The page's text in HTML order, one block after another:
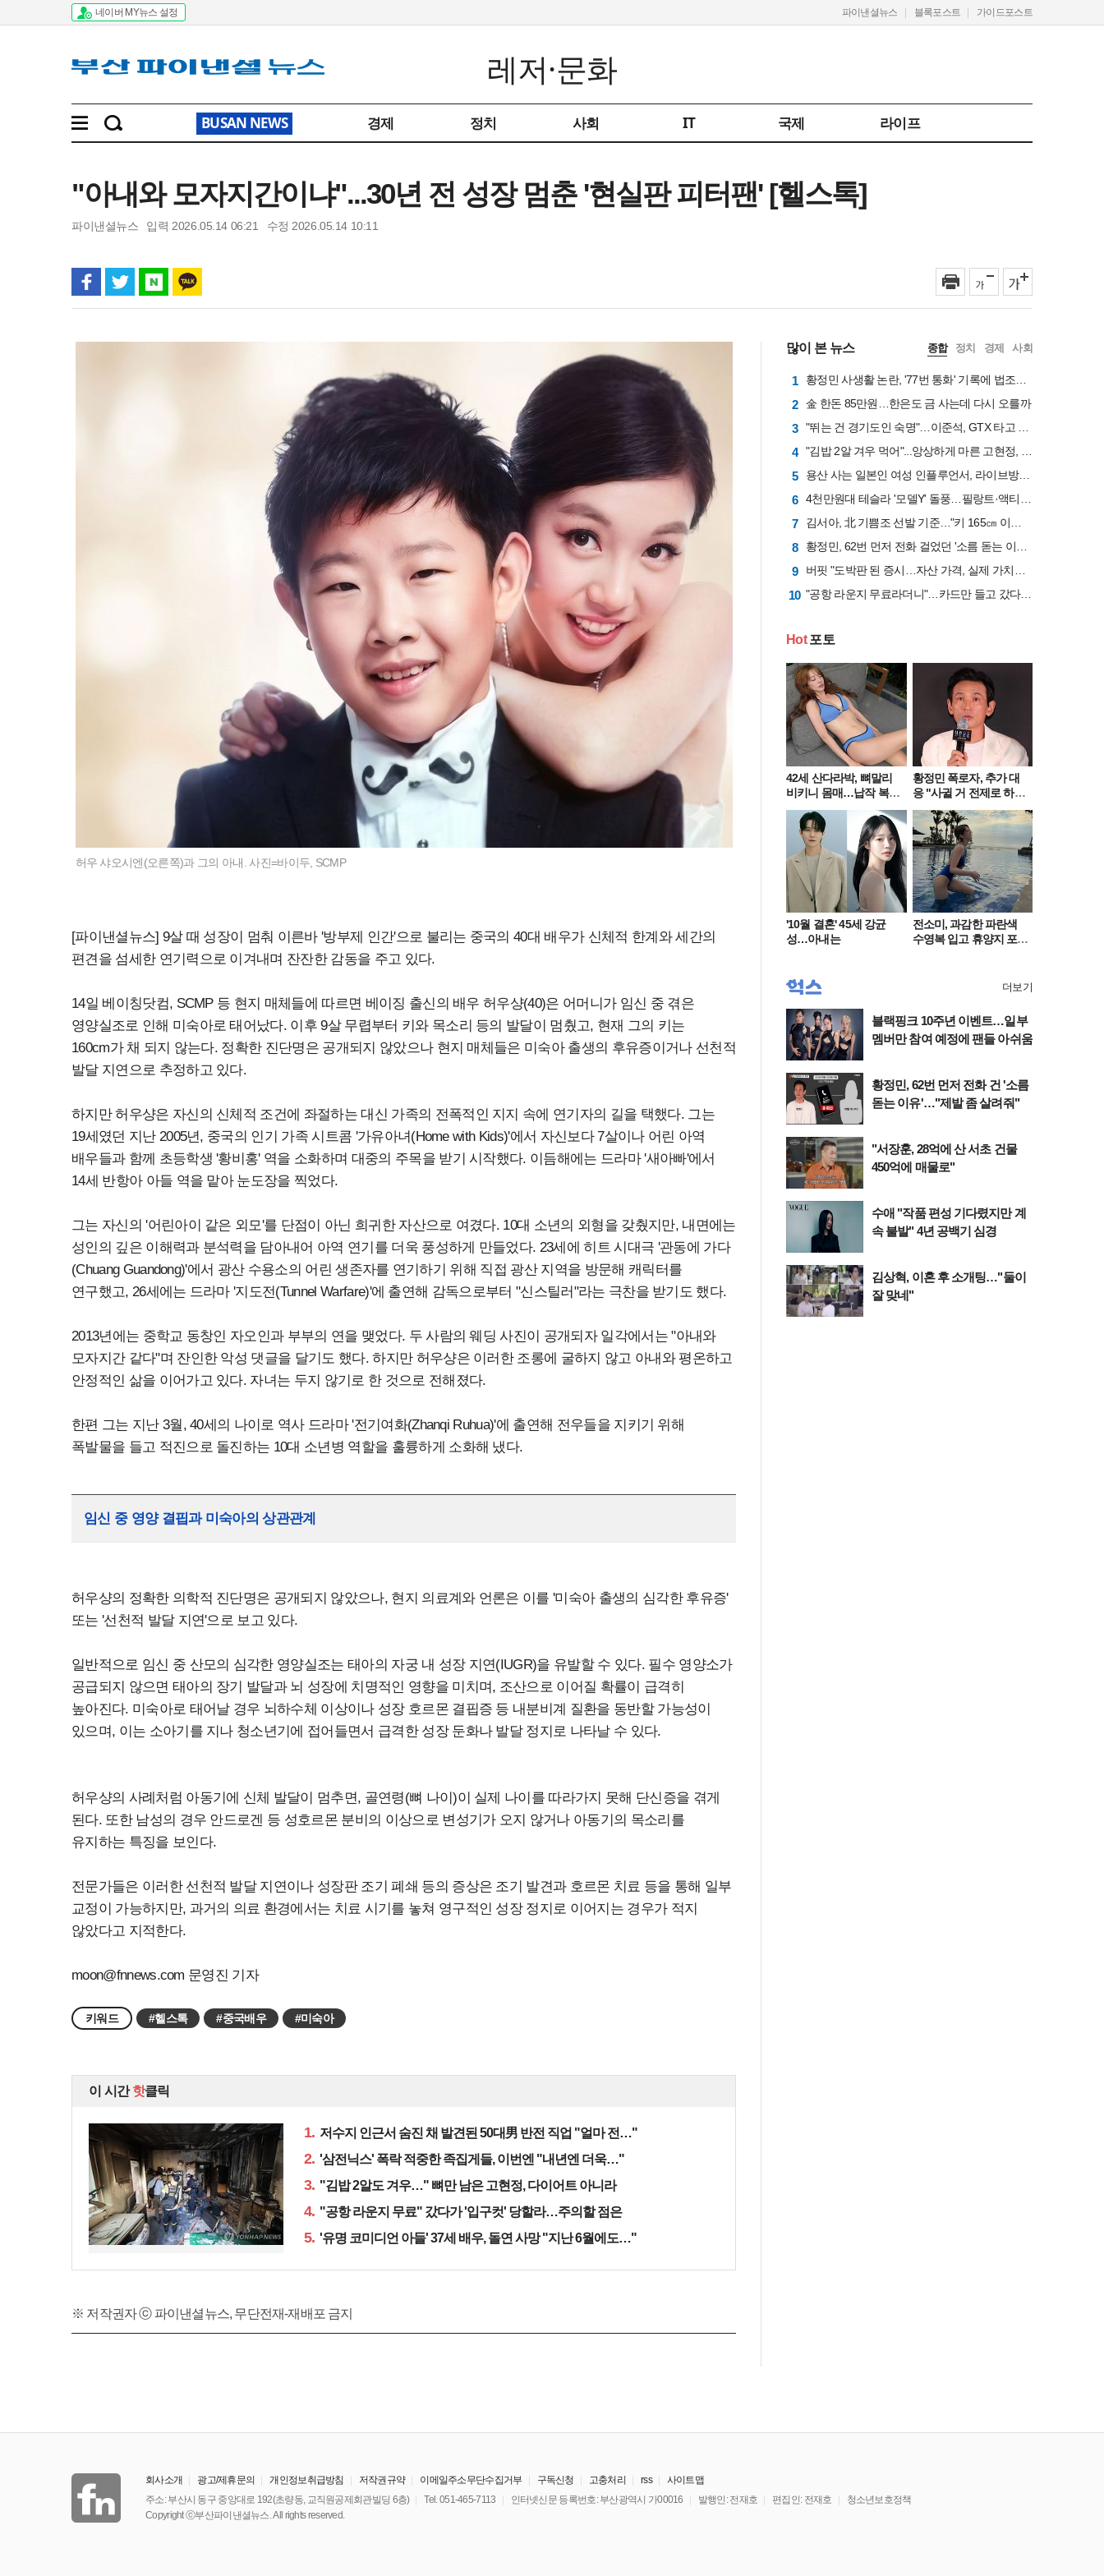
네이버 MY뉴스 설정 파이낸셜뉴스 블록포스트 가이드포스트
레저·문화
BUSAN NEWS 경제 정치 사회 IT 국제 라이프
"아내와 모자지간이냐"...30년 전 성장 멈춘 '현실판 피터팬' [헬스톡]
파이낸셜뉴스 입력 2026.05.14 06:21 수정 2026.05.14 10:11
허우 샤오시엔(오른쪽)과 그의 아내. 사진=바이두, SCMP
[파이낸셜뉴스] 9살 때 성장이 멈춰 이른바 '방부제 인간'으로 불리는 중국의 40대 배우가 신체적 한계와 세간의
편견을 섬세한 연기력으로 이겨내며 잔잔한 감동을 주고 있다.
14일 베이칭닷컴, SCMP 등 현지 매체들에 따르면 베이징 출신의 배우 허우샹(40)은 어머니가 임신 중 겪은
영양실조로 인해 미숙아로 태어났다. 이후 9살 무렵부터 키와 목소리 등의 발달이 멈췄고, 현재 그의 키는
160cm가 채 되지 않는다. 정확한 진단명은 공개되지 않았으나 현지 매체들은 미숙아 출생의 후유증이거나 선천적
발달 지연으로 추정하고 있다.
하지만 허우샹은 자신의 신체적 조건에 좌절하는 대신 가족의 전폭적인 지지 속에 연기자의 길을 택했다. 그는
19세였던 지난 2005년, 중국의 인기 가족 시트콤 '가유아녀(Home with Kids)'에서 자신보다 7살이나 어린 아역
배우들과 함께 초등학생 '황비홍' 역을 소화하며 대중의 주목을 받기 시작했다. 이듬해에는 드라마 '새아빠'에서
14세 반항아 아들 역을 맡아 눈도장을 찍었다.
그는 자신의 '어린아이 같은 외모'를 단점이 아닌 희귀한 자산으로 여겼다. 10대 소년의 외형을 갖췄지만, 내면에는
성인의 깊은 이해력과 분석력을 담아내어 아역 연기를 더욱 풍성하게 만들었다. 23세에 히트 시대극 '관동에 가다
(Chuang Guandong)'에서 광산 수용소의 어린 생존자를 연기하기 위해 직접 광산 지역을 방문해 캐릭터를
연구했고, 26세에는 드라마 '지도전(Tunnel Warfare)'에 출연해 감독으로부터 "신스틸러"라는 극찬을 받기도 했다.
2013년에는 중학교 동창인 자오인과 부부의 연을 맺었다. 두 사람의 웨딩 사진이 공개되자 일각에서는 "아내와
모자지간 같다"며 잔인한 악성 댓글을 달기도 했다. 하지만 허우샹은 이러한 조롱에 굴하지 않고 아내와 평온하고
안정적인 삶을 이어가고 있다. 자녀는 두지 않기로 한 것으로 전해졌다.
한편 그는 지난 3월, 40세의 나이로 역사 드라마 '전기여화(Zhanqi Ruhua)'에 출연해 전우들을 지키기 위해
폭발물을 들고 적진으로 돌진하는 10대 소년병 역할을 훌륭하게 소화해 냈다.
임신 중 영양 결핍과 미숙아의 상관관계
허우샹의 정확한 의학적 진단명은 공개되지 않았으나, 현지 의료계와 언론은 이를 '미숙아 출생의 심각한 후유증'
또는 '선천적 발달 지연'으로 보고 있다.
일반적으로 임신 중 산모의 심각한 영양실조는 태아의 자궁 내 성장 지연(IUGR)을 유발할 수 있다. 필수 영양소가
공급되지 않으면 태아의 장기 발달과 뇌 성장에 치명적인 영향을 미치며, 조산으로 이어질 확률이 급격히
높아진다. 미숙아로 태어날 경우 뇌하수체 이상이나 성장 호르몬 결핍증 등 내분비계 질환을 동반할 가능성이
있으며, 이는 소아기를 지나 청소년기에 접어들면서 급격한 성장 둔화나 발달 정지로 나타날 수 있다.
허우샹의 사례처럼 아동기에 신체 발달이 멈추면, 골연령(뼈 나이)이 실제 나이를 따라가지 못해 단신증을 겪게
된다. 또한 남성의 경우 안드로겐 등 성호르몬 분비의 이상으로 변성기가 오지 않거나 아동기의 목소리를
유지하는 특징을 보인다.
전문가들은 이러한 선천적 발달 지연이나 성장판 조기 폐쇄 등의 증상은 조기 발견과 호르몬 치료 등을 통해 일부
교정이 가능하지만, 과거의 의료 환경에서는 치료 시기를 놓쳐 영구적인 성장 정지로 이어지는 경우가 적지
않았다고 지적한다.
moon@fnnews.com 문영진 기자
키워드 #헬스톡 #중국배우 #미숙아
이 시간핫클릭
1. 저수지 인근서 숨진 채 발견된 50대男 반전 직업 "얼마 전…"
2. '삼전닉스' 폭락 적중한 족집게들, 이번엔 "내년엔 더욱…"
3. "김밥 2알도 겨우…" 뼈만 남은 고현정, 다이어트 아니라
4. "공항 라운지 무료" 갔다가 '입구컷' 당할라…주의할 점은
5. '유명 코미디언 아들' 37세 배우, 돌연 사망 "지난 6월에도…"
※ 저작권자 ⓒ 파이낸셜뉴스, 무단전재-재배포 금지
많이 본 뉴스 종합 정치 경제 사회
1
2 金 한돈 85만원…한은도 금 사는데 다시 오를까
3
4
5 용산 사는 일본인 여성 인플루언서, 라이브방송 도중 사망
6
7
8
9
10 "공항 라운지 무료라더니"…카드만 들고 갔다간 '헛걸음'
Hot포토
42세 산다라박, 뼈말리
비키니 몸매…납작 복부
에 깜짝
황정민 폭로자, 추가 대
응 "사귈 거 전제로 하
고…"
'10월 결혼' 45세 강균
성…아내는
전소미, 과감한 파란색
수영복 입고 휴양지 포
블랙핑크 10주년 이벤트…일부
멤버만 참여 예정에 팬들 아쉬움
황정민, 62번 먼저 전화 건 '소름
돋는 이유'…"제발 좀 살려줘"
"서장훈, 28억에 산 서초 건물
450억에 매물로"
수애 "작품 편성 기다렸지만 계
속 불발" 4년 공백기 심경
김상혁, 이혼 후 소개팅…"둘이
잘 맞네"
더보기
회사소개 광고/제휴문의 개인정보취급방침 저작권규약 이메일주소무단수집거부 구독신청 고충처리 rss
사이트맵
주소: 부산시 동구 중앙대로 192(초량동, 교직원공제회관빌딩 6층)
Tel. 051-465-7113 인터넷신문 등록번호: 부산광역시 가00016 발행인: 전재호 편집인: 전재호
청소년보호정책
Copyright ⓒ부산파이낸셜뉴스. All rights reserved.